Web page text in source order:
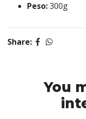
Peso:300g
Share:
You